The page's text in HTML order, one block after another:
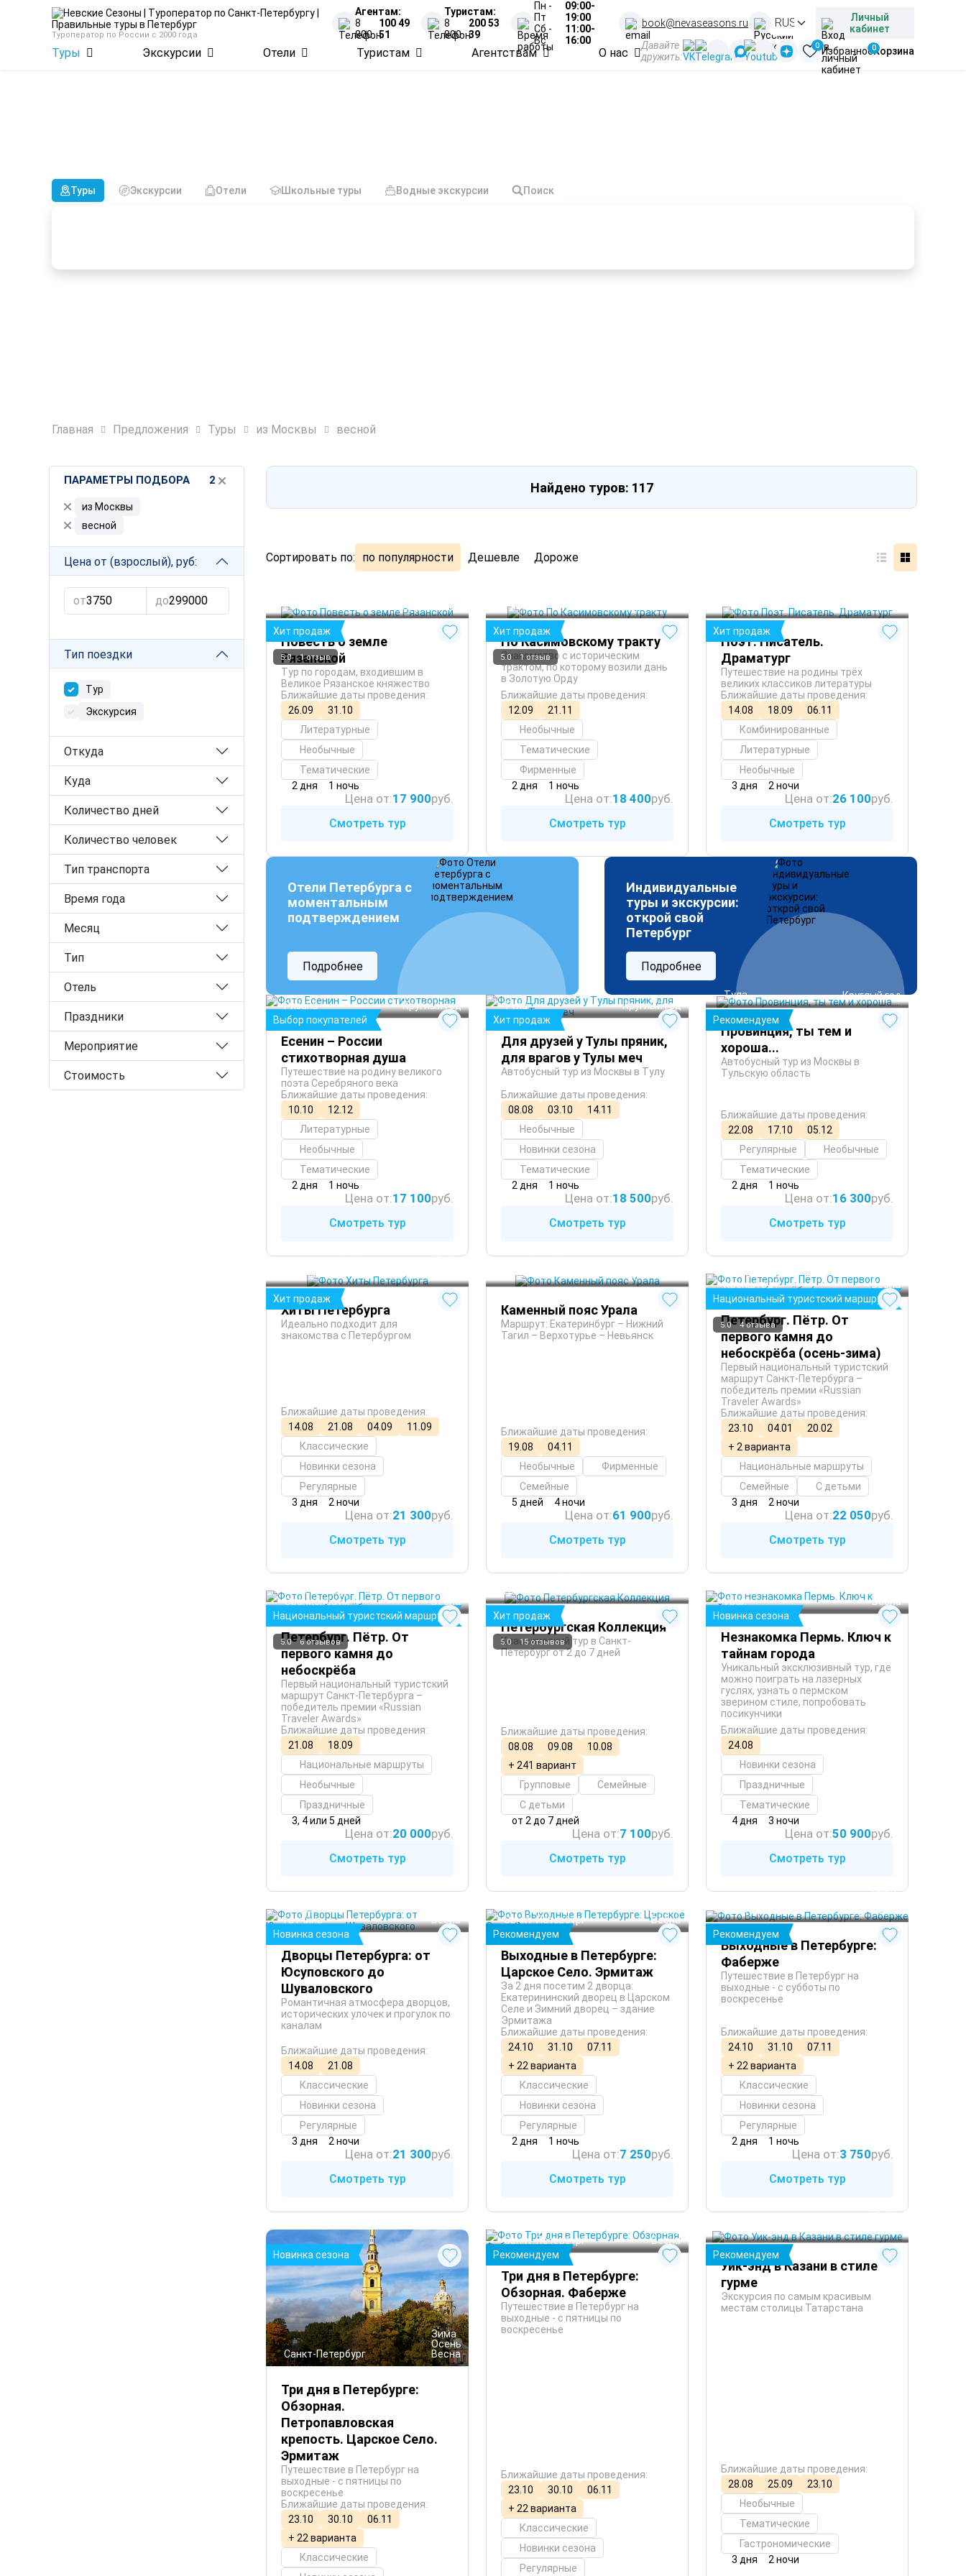
Туроператор по России с 2000 года
Агентам:
8
800
100 49
51
Туристам:
8
800
200 53
39
Пн -
Пт
09:00-
19:00
Сб -
Вс
11:00-
16:00
book@nevaseasons.ru
Личный
кабинет
Туры Экскурсии Отели Туристам Агентствам О нас
Давайте
дружить:
0 Избранное0Корзина
Туры Экскурсии Отели Школьные туры Водные экскурсии Поиск
Главная Предложения Туры из Москвы весной
ПАРАМЕТРЫ ПОДБОРА 2
из Москвы
весной
Цена от (взрослый), руб:
от до
Тип поездки
Тур
Экскурсия
Откуда
Куда
Количество дней
Количество человек
Тип транспорта
Время года
Месяц
Тип
Отель
Праздники
Мероприятие
Стоимость
Найдено туров: 117
Сортировать по: по популярности Дешевле Дороже
Рязань
Хит продаж
5.0 1 отзыв
Круглый год
Повесть о земле
Рязанской
Тур по городам, входившим в
Великое Рязанское княжество
Ближайшие даты проведения:
26.09
31.10
Литературные
Необычные
Тематические
2 дня
1 ночь
Цена от:17 900руб.
Смотреть тур
Рязань
Хит продаж
5.0 1 отзыв
По Касимовскому тракту
Знакомство с историческим
трактом, по которому возили дань
в Золотую Орду
Ближайшие даты проведения:
12.09
21.11
Необычные
Тематические
Фирменные
2 дня
1 ночь
Цена от:18 400руб.
Смотреть тур
Чехов
Хит продаж
Круглый год
Поэт. Писатель.
Драматург
Путешествие на родины трёх
великих классиков литературы
Ближайшие даты проведения:
14.08
18.09
06.11
Комбинированные
Литературные
Необычные
3 дня
2 ночи
Цена от:26 100руб.
Смотреть тур
Отели Петербурга с
моментальным
подтверждением
Подробнее
Индивидуальные
туры и экскурсии:
открой свой
Петербург
Подробнее
Рязань
Выбор покупателей
Круглый год
Есенин – России
стихотворная душа
Путешествие на родину великого
поэта Серебряного века
Ближайшие даты проведения:
10.10
12.12
Литературные
Необычные
Тематические
2 дня
1 ночь
Цена от:17 100руб.
Смотреть тур
Тула
Хит продаж
Круглый год
Для друзей у Тулы пряник,
для врагов у Тулы меч
Автобусный тур из Москвы в Тулу
Ближайшие даты проведения:
08.08
03.10
14.11
Необычные
Новинки сезона
Тематические
2 дня
1 ночь
Цена от:18 500руб.
Смотреть тур
Тула
Рекомендуем
Круглый год
Провинция, ты тем и
хороша...
Автобусный тур из Москвы в
Тульскую область
Ближайшие даты проведения:
22.08
17.10
05.12
Регулярные
Необычные
Тематические
2 дня
1 ночь
Цена от:16 300руб.
Смотреть тур
Павловск
Хит продаж
Лето
Хиты Петербурга
Идеально подходит для
знакомства с Петербургом
Ближайшие даты проведения:
14.08
21.08 04.09
11.09
Классические
Новинки сезона
Регулярные
3 дня
2 ночи
Цена от:21 300руб.
Смотреть тур
Верхотурье
Круглый год
Каменный пояс Урала
Маршрут: Екатеринбург – Нижний
Тагил – Верхотурье – Невьянск
Ближайшие даты проведения:
19.08
04.11
Необычные
Фирменные
Семейные
5 дней
4 ночи
Цена от:61 900руб.
Смотреть тур
Ораниенбаум
Кронштадт
Национальный туристский маршрут
5.0 4 отзыва
Осень
Весна
Петербург. Пётр. От
первого камня до
небоскрёба (осень-зима)
Первый национальный туристский
маршрут Санкт-Петербурга –
победитель премии «Russian
Traveler Awards»
Ближайшие даты проведения:
23.10
04.01
20.02
+ 2 варианта
Национальные маршруты
Семейные
С детьми
3 дня
2 ночи
Цена от:22 050руб.
Смотреть тур
Шлиссельбург
Ораниенбаум
Национальный туристский маршрут
5.0 6 отзывов
Осень
Весна
Петербург. Пётр. От
первого камня до
небоскрёба
Первый национальный туристский
маршрут Санкт-Петербурга –
победитель премии «Russian
Traveler Awards»
Ближайшие даты проведения:
21.08
18.09
Национальные маршруты
Необычные
Праздничные
3, 4 или 5 дней
Цена от:20 000руб.
Смотреть тур
Гатчина
Хит продаж
5.0 15 отзывов
Круглый год
Петербургская Коллекция
Классический тур в Санкт-
Петербург от 2 до 7 дней
Ближайшие даты проведения:
08.08
09.08
10.08
+ 241 вариант
Групповые
Семейные
С детьми
от 2 до 7 дней
Цена от:7 100руб.
Смотреть тур
Пермь
Урал
Новинка сезона
Лето
Весна
Незнакомка Пермь. Ключ к
тайнам города
Уникальный эксклюзивный тур, где
можно поиграть на лазерных
гуслях, узнать о пермском
зверином стиле, попробовать
посикунчики
Ближайшие даты проведения:
24.08
Новинки сезона
Праздничные
Тематические
4 дня
3 ночи
Цена от:50 900руб.
Смотреть тур
Выборг
Гатчина
Новинка сезона
Весна
Дворцы Петербурга: от
Юсуповского до
Шуваловского
Романтичная атмосфера дворцов,
исторических улочек и прогулок по
каналам
Ближайшие даты проведения:
14.08
21.08
Классические
Новинки сезона
Регулярные
3 дня
2 ночи
Цена от:21 300руб.
Смотреть тур
Санкт-Петербург
Рекомендуем
Осень
Весна
Выходные в Петербурге:
Царское Село. Эрмитаж
За 2 дня посетим 2 дворца:
Екатерининский дворец в Царском
Селе и Зимний дворец – здание
Эрмитажа
Ближайшие даты проведения:
24.10
31.10
07.11
+ 22 варианта
Классические
Новинки сезона
Регулярные
2 дня
1 ночь
Цена от:7 250руб.
Смотреть тур
Рекомендуем
Зима
Весна
Выходные в Петербурге:
Фаберже
Путешествие в Петербург на
выходные - с субботы по
воскресенье
Ближайшие даты проведения:
24.10
31.10
07.11
+ 22 варианта
Классические
Новинки сезона
Регулярные
2 дня
1 ночь
Цена от:3 750руб.
Смотреть тур
Санкт-Петербург
Новинка сезона
Зима
Осень
Весна
Три дня в Петербурге:
Обзорная.
Петропавловская
крепость. Царское Село.
Эрмитаж
Путешествие в Петербург на
выходные - с пятницы по
воскресенье
Ближайшие даты проведения:
23.10
30.10
06.11
+ 22 варианта
Классические
Санкт-Петербург
Рекомендуем
Осень
Весна
Три дня в Петербурге:
Обзорная. Фаберже
Путешествие в Петербург на
выходные - с пятницы по
воскресенье
Ближайшие даты проведения:
23.10
30.10
06.11
+ 22 варианта
Классические
Новинки сезона
Регулярные
Рекомендуем
Лето
Уик-энд в Казани в стиле
гурме
Экскурсия по самым красивым
местам столицы Татарстана
Ближайшие даты проведения:
28.08
25.09
23.10
Необычные
Тематические
Гастрономические
3 дня
2 ночи